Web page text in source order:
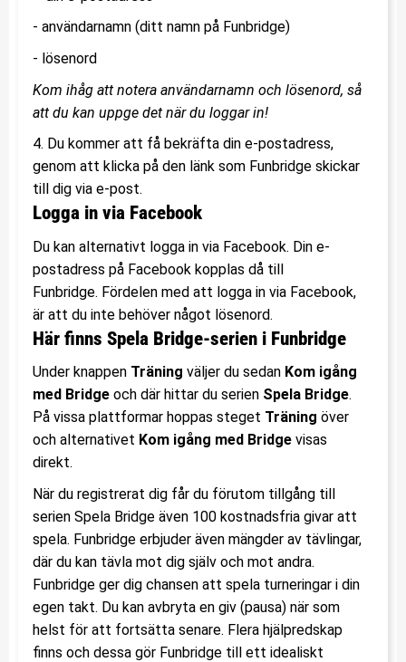
- användarnamn (ditt namn på Funbridge)
- lösenord
Kom ihåg att notera användarnamn och lösenord, så
att du kan uppge det när du loggar in!
4. Du kommer att få bekräfta din e-postadress,
genom att klicka på den länk som Funbridge skickar
till dig via e-post.
Logga in via Facebook
Du kan alternativt logga in via Facebook. Din e-
postadress på Facebook kopplas då till
Funbridge. Fördelen med att logga in via Facebook,
är att du inte behöver något lösenord.
Här finns Spela Bridge-serien i Funbridge
Under knappen Träning väljer du sedan Kom igång
med Bridge och där hittar du serien Spela Bridge.
På vissa plattformar hoppas steget Träning över
och alternativet Kom igång med Bridge visas
direkt.
När du registrerat dig får du förutom tillgång till
serien Spela Bridge även 100 kostnadsfria givar att
spela. Funbridge erbjuder även mängder av tävlingar,
där du kan tävla mot dig själv och mot andra.
Funbridge ger dig chansen att spela turneringar i din
egen takt. Du kan avbryta en giv (pausa) när som
helst för att fortsätta senare. Flera hjälpredskap
finns och dessa gör Funbridge till ett idealiskt